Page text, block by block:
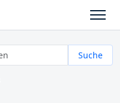
Suche